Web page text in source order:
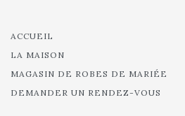
ACCUEIL
LA MAISON
MAGASIN DE ROBES DE MARIÉE
DEMANDER UN RENDEZ-VOUS